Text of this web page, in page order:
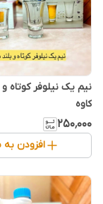
نیم یک نیلوفر کوتاه و
کاوه
۲۵۰٬۰۰۰
افزودن